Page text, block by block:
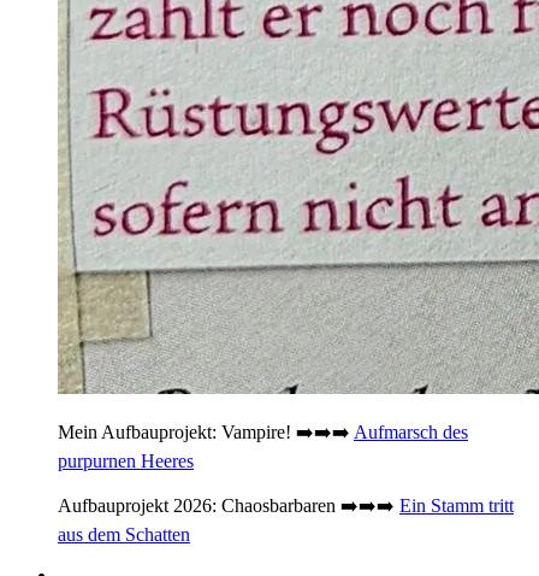
Mein Aufbauprojekt: Vampire! ➡️➡️➡️ Aufmarsch des
purpurnen Heeres
Aufbauprojekt 2026: Chaosbarbaren ➡️➡️➡️ Ein Stamm tritt
aus dem Schatten